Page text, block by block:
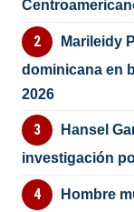
Marileidy
dominicana en
2026
Hansel
investigación
Hombre